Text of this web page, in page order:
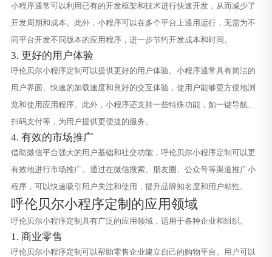
小程序通常可以利用已有的开发框架和技术进行快速开发，从而减少了
开发周期和成本。此外，小程序可以在多个平台上通用运行，无需为不
同平台开发不同版本的应用程序，进一步节约开发成本和时间。
3. 更好的用户体验
呼伦贝尔小程序定制可以提供更好的用户体验。小程序通常具有简洁的
用户界面、快速的加载速度和良好的交互体验，使用户能够更方便地浏
览和使用应用程序。此外，小程序还支持一些特殊功能，如一键导航、
扫码支付等，为用户提供更便捷的服务。
4. 有效的市场推广
借助微信平台强大的用户基础和社交功能，呼伦贝尔小程序定制可以更
有效地进行市场推广。通过在微信搜索、朋友圈、公众号等渠道推广小
程序，可以快速吸引用户关注和使用，提升品牌知名度和用户粘性。
呼伦贝尔小程序定制的应用领域
呼伦贝尔小程序定制具有广泛的应用领域，适用于各种企业和组织。
1. 商业零售
呼伦贝尔小程序定制可以帮助零售企业建立自己的购物平台。用户可以